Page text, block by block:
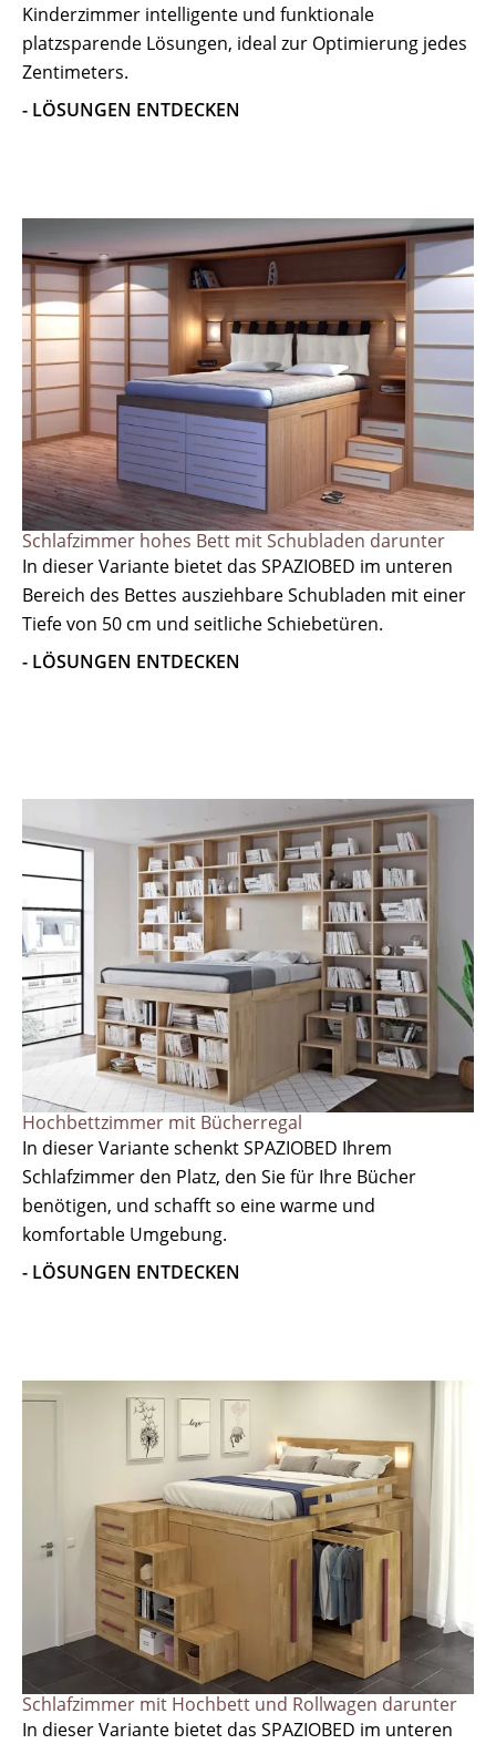
Kinderzimmer intelligente und funktionale
platzsparende Lösungen, ideal zur Optimierung jedes
Zentimeters.
- LÖSUNGEN ENTDECKEN
Schlafzimmer hohes Bett mit Schubladen darunter
In dieser Variante bietet das SPAZIOBED im unteren
Bereich des Bettes ausziehbare Schubladen mit einer
Tiefe von 50 cm und seitliche Schiebetüren.
- LÖSUNGEN ENTDECKEN
Hochbettzimmer mit Bücherregal
In dieser Variante schenkt SPAZIOBED Ihrem
Schlafzimmer den Platz, den Sie für Ihre Bücher
benötigen, und schafft so eine warme und
komfortable Umgebung.
- LÖSUNGEN ENTDECKEN
Schlafzimmer mit Hochbett und Rollwagen darunter
In dieser Variante bietet das SPAZIOBED im unteren